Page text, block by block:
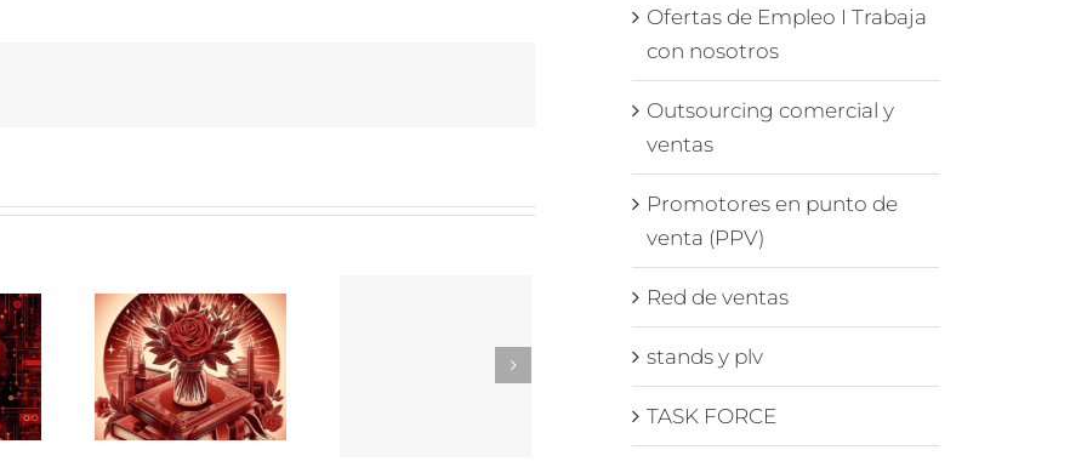
Agencia
de
promotoras
en Huesca
Buscar
trabajo
Ofertas de Empleo I Trabaja
con nosotros
Outsourcing comercial y
ventas
Promotores en punto de
venta (PPV)
Red de ventas
stands y plv
TASK FORCE